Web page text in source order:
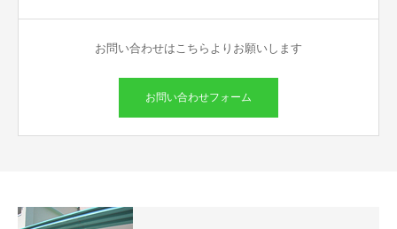
お問い合わせはこちらよりお願いします
お問い合わせフォーム